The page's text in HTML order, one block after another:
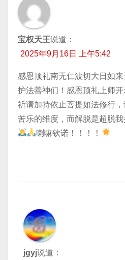
宝权天王说道：
2025年9月16日 上午5:42
感恩顶礼南无仁波切大日如
护法善神们！感恩顶礼上师开
祈请加持依止菩提如法修行
苦乐的维度，而解脱是超脱
喇嘛钦诺！！！！
jgyj说道：